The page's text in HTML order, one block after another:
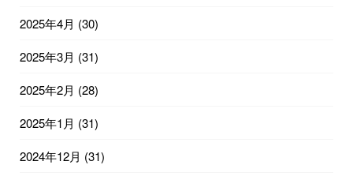
2025年4月 (30)
2025年3月 (31)
2025年2月 (28)
2025年1月 (31)
2024年12月 (31)